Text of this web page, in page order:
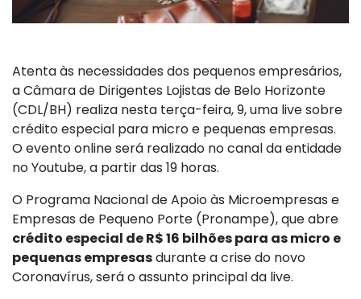
Atenta às necessidades dos pequenos empresários,
a Câmara de Dirigentes Lojistas de Belo Horizonte
(CDL/BH) realiza nesta terça-feira, 9, uma live sobre
crédito especial para micro e pequenas empresas.
O evento online será realizado no canal da entidade
no Youtube, a partir das 19 horas.
O Programa Nacional de Apoio às Microempresas e
Empresas de Pequeno Porte (Pronampe), que abre
crédito especial de R$ 16 bilhões para as micro e
pequenas empresasdurante a crise do novo
Coronavírus, será o assunto principal da live.